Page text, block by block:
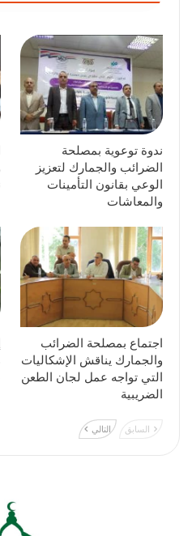
ندوة توعوية بمصلحة
الضرائب والجمارك لتعزيز
الوعي بقانون التأمينات
والمعاشات
اجتماع بمصلحة الضرائب
والجمارك يناقش الإشكاليات
التي تواجه عمل لجان الطعن
الضريبية
السابق التالي